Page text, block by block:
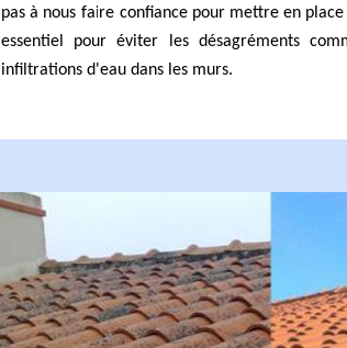
pas à nous faire confiance pour mettre en
essentiel pour éviter les désagréments
infiltrations d'eau dans les murs.